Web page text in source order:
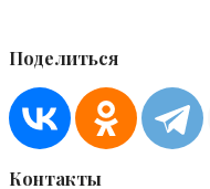
Поделиться
Контакты